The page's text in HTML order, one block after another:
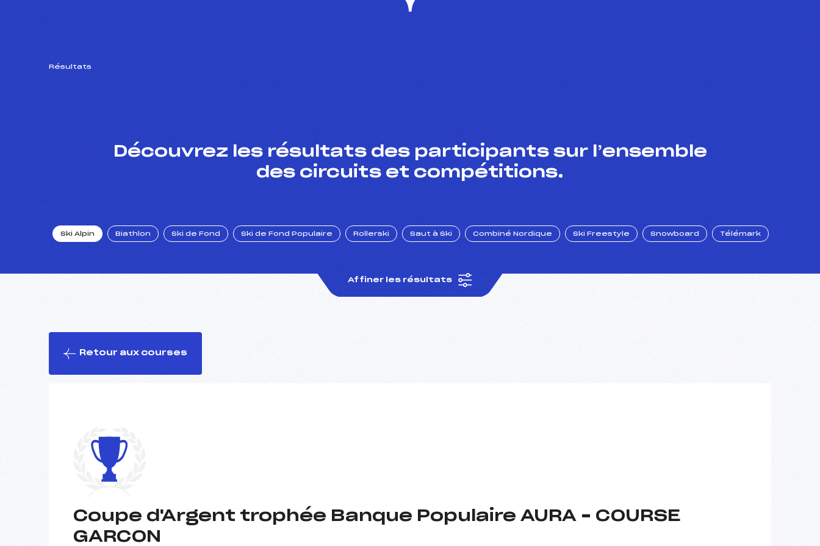
Résultats
Découvrez les résultats des participants sur l’ensemble
des circuits et compétitions.
Ski Alpin Biathlon Ski de Fond Ski de Fond Populaire Rollerski Saut à Ski Combiné Nordique Ski Freestyle Snowboard Télémark
Affiner les résultats
Retour aux courses
Coupe d'Argent trophée Banque Populaire AURA – COURSE
GARCON